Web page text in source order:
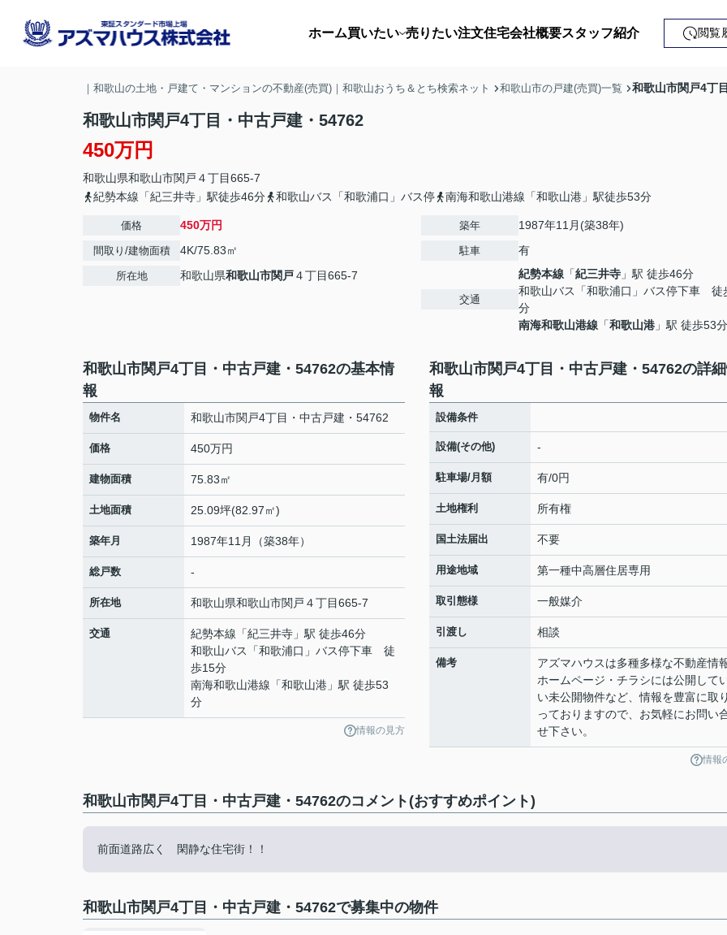
ホーム買いたい
収益・事業用
売りたい注文住宅会社概要スタッフ紹介 閲覧
｜和歌山の土地・戸建て・マンションの不動産(売買)｜和歌山おうち＆とち検索ネット 和歌山市の戸建(売買)一覧 和歌山市関戸4丁
和歌山市関戸4丁目・中古戸建・54762
450万円
和歌山県和歌山市関戸 ４丁目665-7
紀勢本線「紀三井寺」駅徒歩46分
和歌山バス「和歌浦口」バス停 南海和歌山港線「和歌山港」駅徒歩53分
価格 450万円
間取り/建物面積 4K/75.83㎡
所在地 和歌山県和歌山市関戸４丁目665-7
築年 1987年11月(築38年)
駐車 有
交通
紀勢本線 「紀三井寺 」駅 徒歩46分
和歌山バス「和歌浦口」バス停下車 徒
分
南海和歌山港線 「和歌山港 」駅 徒歩53分
和歌山市関戸4丁目・中古戸建・54762の基本情
報
物件名 和歌山市関戸4丁目・中古戸建・54762
価格 450万円
建物面積 75.83㎡
土地面積 25.09坪(82.97㎡)
築年月 1987年11月（築38年）
総戸数 -
所在地 和歌山県和歌山市関戸 ４丁目665-7
交通 紀勢本線 「紀三井寺 」駅 徒歩46分
和歌山バス「和歌浦口」バス停下車 徒
歩15分
南海和歌山港線 「和歌山港 」駅 徒歩53
分
情報の見方
和歌山市関戸4丁目・中古戸建・54762の詳
報
設備条件
設備(その他) -
駐車場/月額 有/0円
土地権利 所有権
国土法届出 不要
用途地域 第一種中高層住居専用
取引態様 一般媒介
引渡し 相談
備考
アズマハウスは多種多様な不動産情
ホームページ・チラシには公開して
い未公開物件など、情報を豊富に取
っておりますので、お気軽にお問い
せ下さい。
情報
和歌山市関戸4丁目・中古戸建・54762のコメント(おすすめポイント)
前面道路広く 閑静な住宅街！！
和歌山市関戸4丁目・中古戸建・54762で募集中の物件